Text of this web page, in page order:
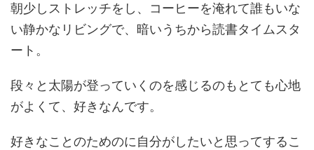
朝少しストレッチをし、コーヒーを淹れて誰もいな
い静かなリビングで、暗いうちから読書タイムスタ
ート。
段々と太陽が登っていくのを感じるのもとても心地
がよくて、好きなんです。
好きなことのためのに自分がしたいと思ってするこ